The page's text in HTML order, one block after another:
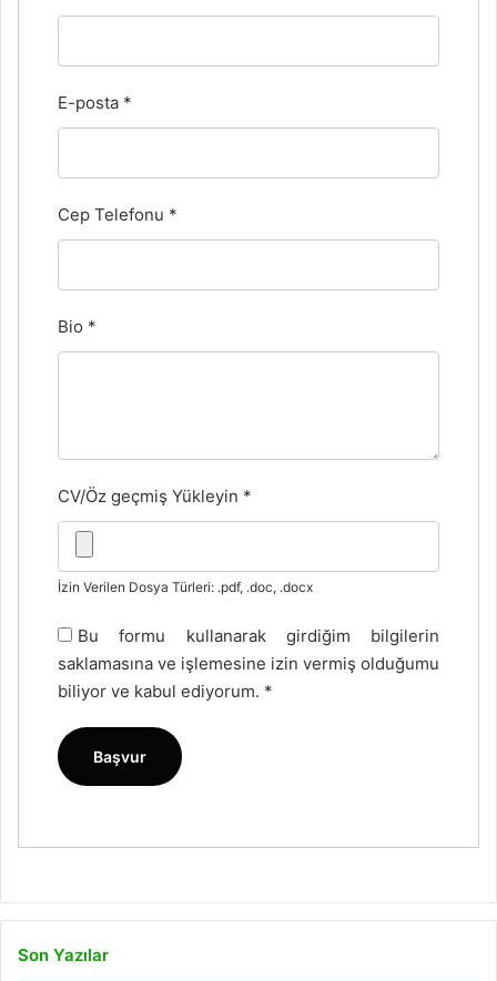
E-posta *
Cep Telefonu *
Bio *
CV/Öz geçmiş Yükleyin *
İzin Verilen Dosya Türleri: .pdf, .doc, .docx
Bu formu kullanarak girdiğim bilgilerin
saklamasına ve işlemesine izin vermiş olduğumu
biliyor ve kabul ediyorum. *
Son Yazılar